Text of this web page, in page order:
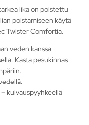
lika on poistettu
poistamiseen käytä
Twister Comfortia.
veden kanssa
Kasta pesukinnas
kuivauspyyhkeellä